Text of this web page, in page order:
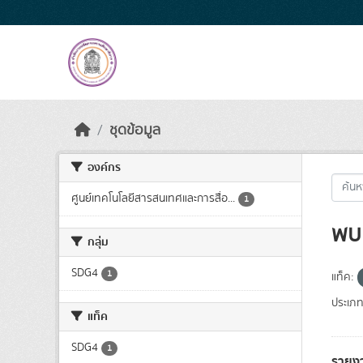
ชุดข้อมูล
องค์กร
ศูนย์เทคโนโลยีสารสนเทศและการสื่อ... 1
กลุ่ม
SDG4 1
แท็ค
SDG4 1
พ
แท็ค:
ประเ